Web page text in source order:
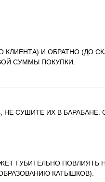
И ОБРАТНО (ДО
СУММЫ ПОКУПКИ.
СУШИТЕ ИХ В
ГУБИТЕЛЬНО ПОВЛИЯТЬ
КАТЫШКОВ).